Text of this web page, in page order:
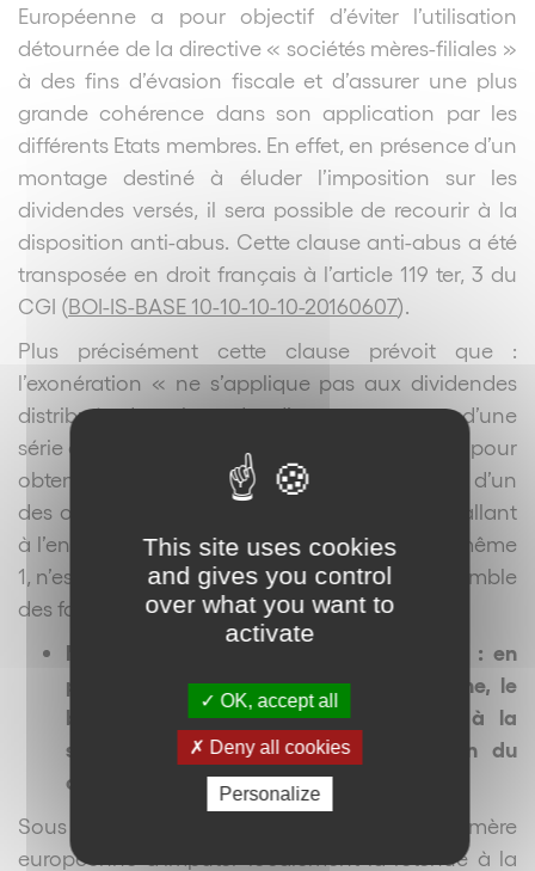
Européenne a pour objectif d’éviter l’utilisation
détournée de la directive « sociétés mères-filiales »
à des fins d’évasion fiscale et d’assurer une plus
grande cohérence dans son application par les
différents Etats membres. En effet, en présence d’un
montage destiné à éluder l’imposition sur les
dividendes versés, il sera possible de recourir à la
disposition anti-abus. Cette clause anti-abus a été
transposée en droit français à l’article 119 ter, 3 du
CGI (BOI-IS-BASE 10-10-10-10-20160607).
Plus précisément cette clause prévoit que :
l’exonération « ne s’applique pas aux dividendes
distribués dans le cadre d’un montage ou d’une
série de montages qui, ayant été mis en place pour
obtenir, à titre d’objectif principal ou au titre d’un
des objectifs principaux, un avantage fiscal allant
à l’encontre de l’objet ou de la finalité de ce même
1, n’est pas authentique compte tenu de l’ensemble
des faits et circonstances pertinents.».
Modification de l’article 119 ter du CGI : en
présence d’une société mère européenne, le
bénéfice de l’exonération de retenue à la
source est abaissé à 5% de détention du
capital de la filiale
Sous réserve de l’impossibilité de la société mère
européenne d’imputer localement la retenue à la
This site uses cookies
and gives you control
over what you want to
activate
OK, accept all
Deny all cookies
Personalize